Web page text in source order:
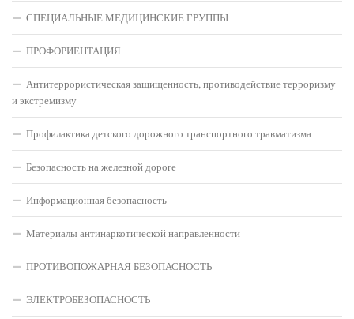
СПЕЦИАЛЬНЫЕ МЕДИЦИНСКИЕ ГРУППЫ
ПРОФОРИЕНТАЦИЯ
Антитеррористическая защищенность, противодействие терроризму
и экстремизму
Профилактика детского дорожного транспортного травматизма
Безопасность на железной дороге
Информационная безопасность
Материалы антинаркотической направленности
ПРОТИВОПОЖАРНАЯ БЕЗОПАСНОСТЬ
ЭЛЕКТРОБЕЗОПАСНОСТЬ